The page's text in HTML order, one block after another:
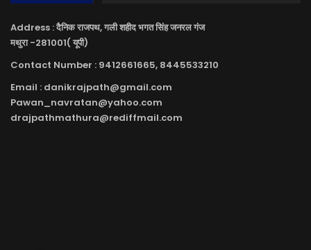
Address : दैनिक राजपथ, गली शहीद भगत सिंह जनरल गंज
मथुरा -281001( यूपी)
Contact Number : 9412661665, 8445533210
Email : danikrajpath@gmail.com
Pawan_navratan@yahoo.com
drajpathmathura@rediffmail.com